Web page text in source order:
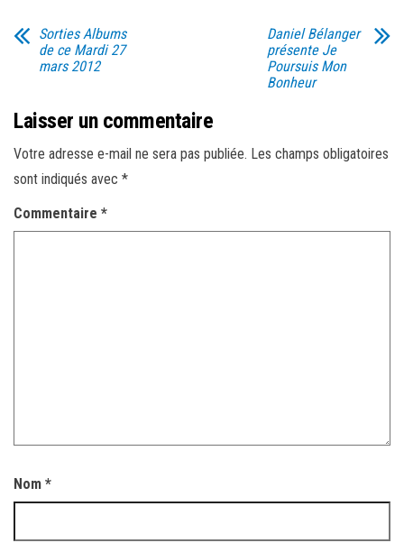
Sorties Albums
de ce Mardi 27
mars 2012
Daniel Bélanger
présente Je
Poursuis Mon
Bonheur
Laisser un commentaire
Votre adresse e-mail ne sera pas publiée. Les champs obligatoires
sont indiqués avec *
Commentaire *
Nom *